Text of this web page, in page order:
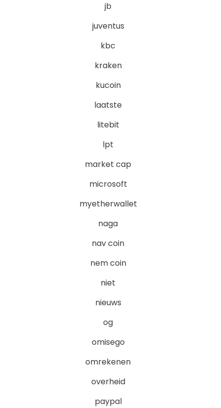
jb
juventus
kbc
kraken
kucoin
laatste
litebit
lpt
market cap
microsoft
myetherwallet
naga
nav coin
nem coin
niet
nieuws
og
omisego
omrekenen
overheid
paypal